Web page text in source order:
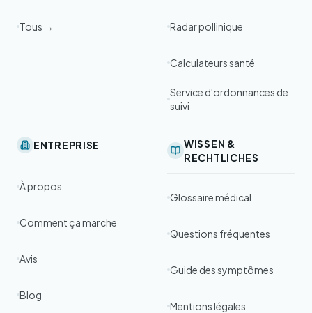
Tous → Radar pollinique
Calculateurs santé
Service d'ordonnances de
suivi
ENTREPRISE
À propos
Comment ça marche
Avis
Blog
WISSEN &
RECHTLICHES
Glossaire médical
Questions fréquentes
Guide des symptômes
Mentions légales